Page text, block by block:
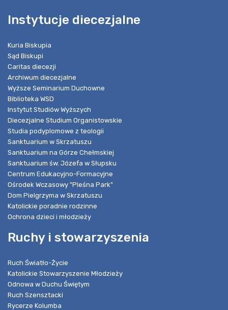
Instytucje diecezjalne
Kuria Biskupia
Sąd Biskupi
Caritas diecezji
Archiwum diecezjalne
Wyższe Seminarium Duchowne
Biblioteka WSD
Instytut Studiów Wyższych
Diecezjalne Studium Organistowskie
Studia podyplomowe z teologii
Sanktuarium w Skrzatuszu
Sanktuarium na Górze Chełmskiej
Sanktuarium św. Józefa w Słupsku
Centrum Edukacyjno-Formacyjne
Ośrodek Wczasowy "Pleśna Park"
Dom Pielgrzyma w Skrzatuszu
Katolickie poradnie rodzinne
Ochrona dzieci i młodzieży
Ruchy i stowarzyszenia
Ruch Światło-Życie
Katolickie Stowarzyszenie Młodzieży
Odnowa w Duchu Świętym
Ruch Szensztacki
Rycerze Kolumba